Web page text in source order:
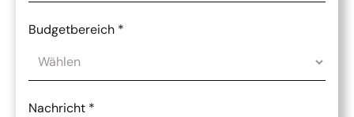
Budgetbereich *
Nachricht *